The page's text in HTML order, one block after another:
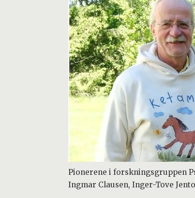
Pionerene i forskningsgruppen
Ingmar Clausen, Inger-Tove